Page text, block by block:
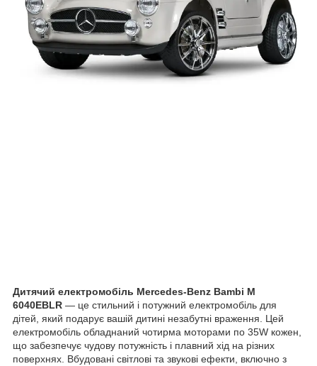
Дитячий електромобіль Mercedes-Benz Bambi M
6040EBLR — це стильний і потужний електромобіль для
дітей, який подарує вашій дитині незабутні враження. Цей
електромобіль обладнаний чотирма моторами по 35W кожен,
що забезпечує чудову потужність і плавний хід на різних
поверхнях. Вбудовані світлові та звукові ефекти, включно з